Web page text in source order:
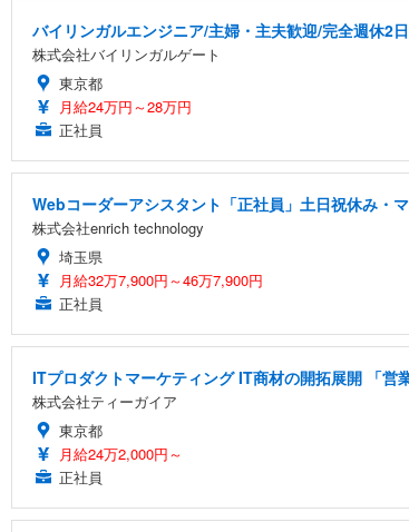
バイリンガルエンジニア/主婦・主夫歓迎/完全週休2
株式会社バイリンガルゲート
東京都
月給24万円～28万円
正社員
Webコーダーアシスタント「正社員」土日祝休み・
株式会社enrich technology
埼玉県
月給32万7,900円～46万7,900円
正社員
ITプロダクトマーケティング IT商材の開拓展開 「営
株式会社ティーガイア
東京都
月給24万2,000円～
正社員